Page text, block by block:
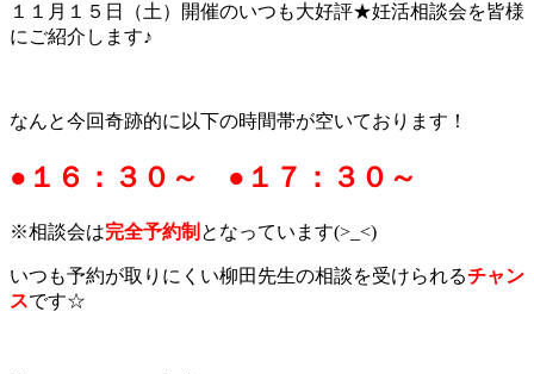
１１月１５日（土）開催のいつも大好評★妊活相談会を皆様
にご紹介します♪
なんと今回奇跡的に以下の時間帯が空いております！
●１６：３０～ ●１７：３０～
※相談会は完全予約制 となっています(>_<)
いつも予約が取りにくい柳田先生の相談を受けられるチャン
スです☆